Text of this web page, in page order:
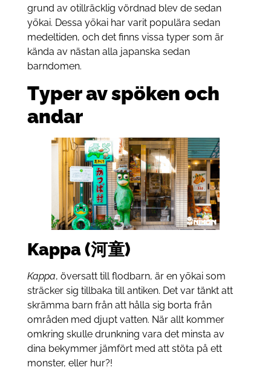
grund av otillräcklig vördnad blev de sedan
yōkai. Dessa yōkai har varit populära sedan
medeltiden, och det finns vissa typer som är
kända av nästan alla japanska sedan
barndomen.
Typer av spöken och
andar
Kappa (河童)
Kappa, översatt till flodbarn, är en yōkai som
sträcker sig tillbaka till antiken. Det var tänkt att
skrämma barn från att hålla sig borta från
områden med djupt vatten. När allt kommer
omkring skulle drunkning vara det minsta av
dina bekymmer jämfört med att stöta på ett
monster, eller hur?!